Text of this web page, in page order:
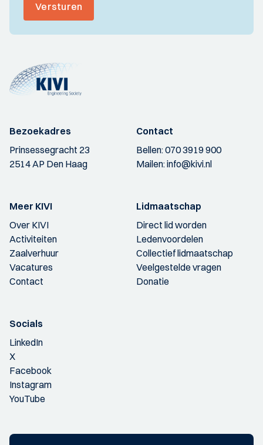
Versturen
Bezoekadres
Prinsessegracht 23
2514 AP Den Haag
Contact
Bellen:070 3919 900
Mailen:info@kivi.nl
Meer KIVI
Over KIVI
Activiteiten
Zaalverhuur
Vacatures
Contact
Lidmaatschap
Direct lid worden
Ledenvoordelen
Collectief lidmaatschap
Veelgestelde vragen
Donatie
Socials
LinkedIn
X
Facebook
Instagram
YouTube